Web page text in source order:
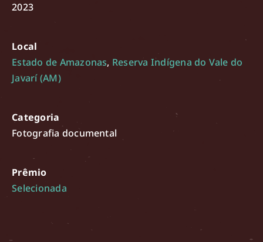
2023
Local
Estado de Amazonas, Reserva Indígena do Vale do
Javarí (AM)
Categoria
Fotografia documental
Prêmio
Selecionada